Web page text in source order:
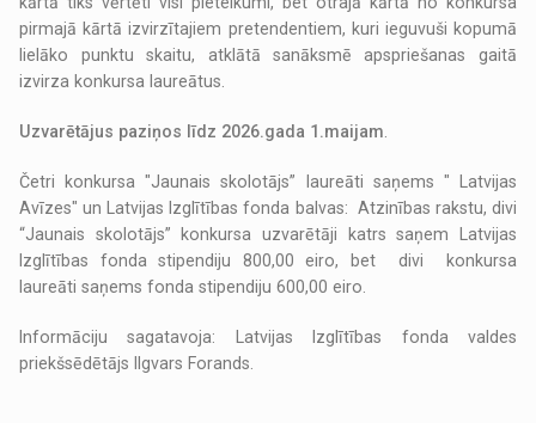
pirmajā kārtā izvirzītajiem pretendentiem, kuri ieguvuši kopumā
lielāko punktu skaitu, atklātā sanāksmē apspriešanas gaitā
izvirza konkursa laureātus.
Uzvarētājus paziņos līdz 2026.gada 1.maijam
Četri konkursa "Jaunais skolotājs” laureāti saņems " Latvijas
Avīzes" un Latvijas Izglītības fonda balvas: Atzinības rakstu, divi
“Jaunais skolotājs” konkursa uzvarētāji katrs saņem Latvijas
Izglītības fonda stipendiju 800,00 eiro, bet divi konkursa
laureāti saņems fonda stipendiju 600,00 eiro.
Informāciju sagatavoja: Latvijas Izglītības fonda valdes
priekšsēdētājs Ilgvars Forands.